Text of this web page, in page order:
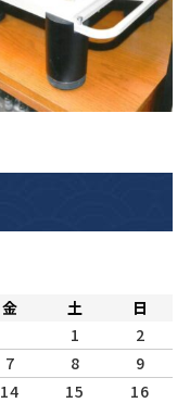
金 土
日
1
2
7 8
9
14 15
16